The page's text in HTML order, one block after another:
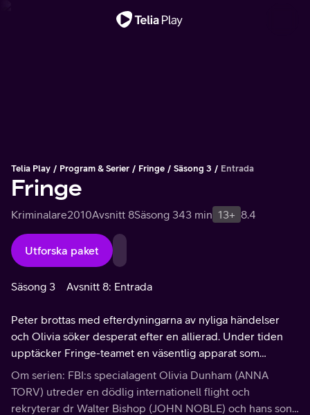
Telia Play Program & Serier Fringe Säsong 3 Entrada
Fringe
Kriminalare2010Avsnitt 8Säsong 343 min 13+ 8.4
Utforska paket
Säsong 3 Avsnitt 8: Entrada
Peter brottas med efterdyningarna av nyliga händelser
och Olivia söker desperat efter en allierad. Under tiden
upptäcker Fringe-teamet en väsentlig apparat som
kommunicerar mellan universum.
Om serien: FBI:s specialagent Olivia Dunham (ANNA
TORV) utreder en dödlig internationell flight och
rekryterar dr Walter Bishop (JOHN NOBLE) och hans son